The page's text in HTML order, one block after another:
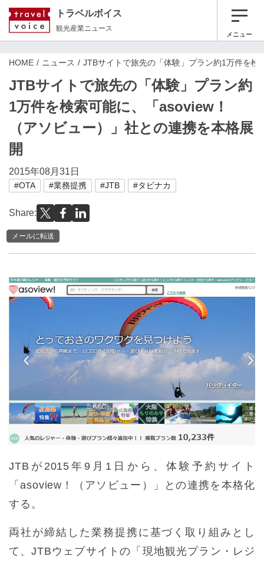
トラベルボイス
観光産業ニュース
メニュー
HOME ニュース JTBサイトで旅先の「体験」プラン約1万件を
JTBサイトで旅先の「体験」プラン約
1万件を検索可能に、「asoview！
（アソビュー）」社との連携を本格展
開
2015年08月31日
#OTA #業務提携 #JTB #タビナカ
Share:
メールに転送
JTBが2015年9月1日から、体験予約サイト
「asoview！（アソビュー）」との連携を本格化
する。
両社が締結した業務提携に基づく取り組みとし
て、JTBウェブサイトの「現地観光プラン・レジ